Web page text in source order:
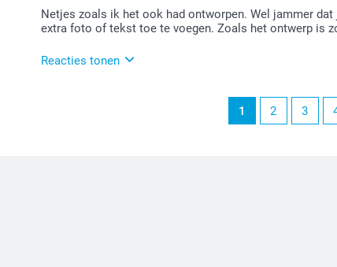
Netjes zoals ik het ook had ontworpen. Wel jammer
extra foto of tekst toe te voegen. Zoals het ontwerp is
Reacties tonen
Bedankt voor je review. Fijn om te horen dat je
1 2 3